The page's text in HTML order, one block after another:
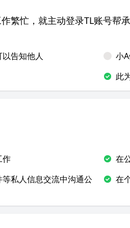
繁忙，就主动登录TL账号帮
告知他人
小
此
作
在
私人信息交流中沟通公
在